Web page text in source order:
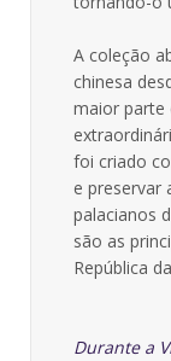
A coleção
chinesa
maior parte
foi criado
e preservar
palacianos
são as
República
Durante a